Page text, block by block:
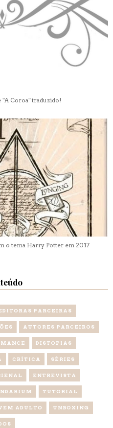
"A Coroa" traduzido!
o tema Harry Potter em 2017
PARCEIRAS
AUTORES PARCEIROS
DISTOPIAS
CRÍTICA SÉRIES
ENTREVISTA
TUTORIAL
ADULTO UNBOXING